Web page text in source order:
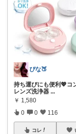
ぴな🍑
持ち運びにも便利💖コ
レンズ洗浄器 ...
￥ 1,580
0 0 116
コレ